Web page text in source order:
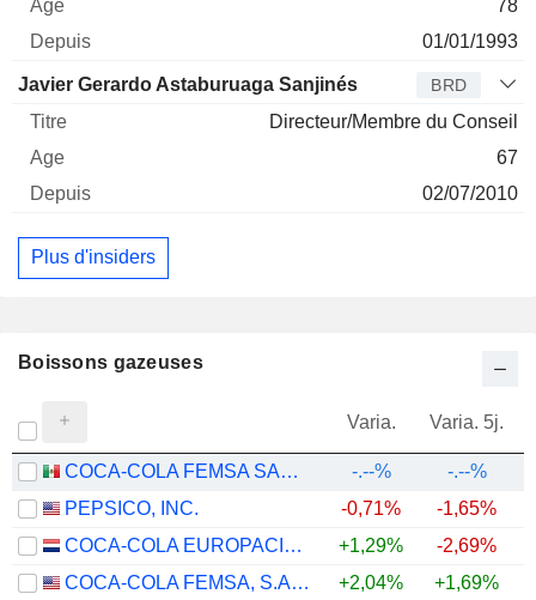
78
01/01/1993
Javier Gerardo Astaburuaga Sanjinés BRD
Directeur/Membre du Conseil
67
02/07/2010
Plus d'insiders
Boissons gazeuses
Varia. Varia. 5j.
COCA-COLA FEMSA SAB DE CV -.--%
-.--%
PEPSICO, INC.
-0,71% -1,65%
COCA-COLA EUROPACIFIC PARTNERS PLC
+1,29% -2,69%
COCA-COLA FEMSA, S.A.B. DE C.V.
+2,04% +1,69%